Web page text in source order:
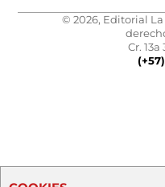
© 2026, Editorial La
Cr.